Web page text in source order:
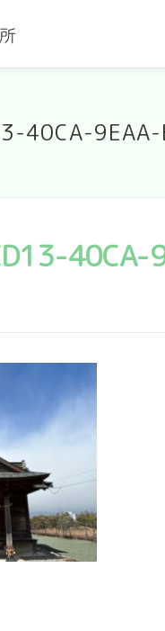
40CA-
40CA-